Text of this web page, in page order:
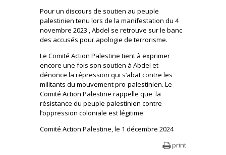
Pour un discours de soutien au peuple
palestinien tenu lors de la manifestation du 4
novembre 2023 , Abdel se retrouve sur le banc
des accusés pour apologie de terrorisme.
Le Comité Action Palestine tient à exprimer
encore une fois son soutien à Abdel et
dénonce la répression qui s’abat contre les
militants du mouvement pro-palestinien. Le
Comité Action Palestine rappelle que la
résistance du peuple palestinien contre
l’oppression coloniale est légitime.
Comité Action Palestine, le 1 décembre 2024
print